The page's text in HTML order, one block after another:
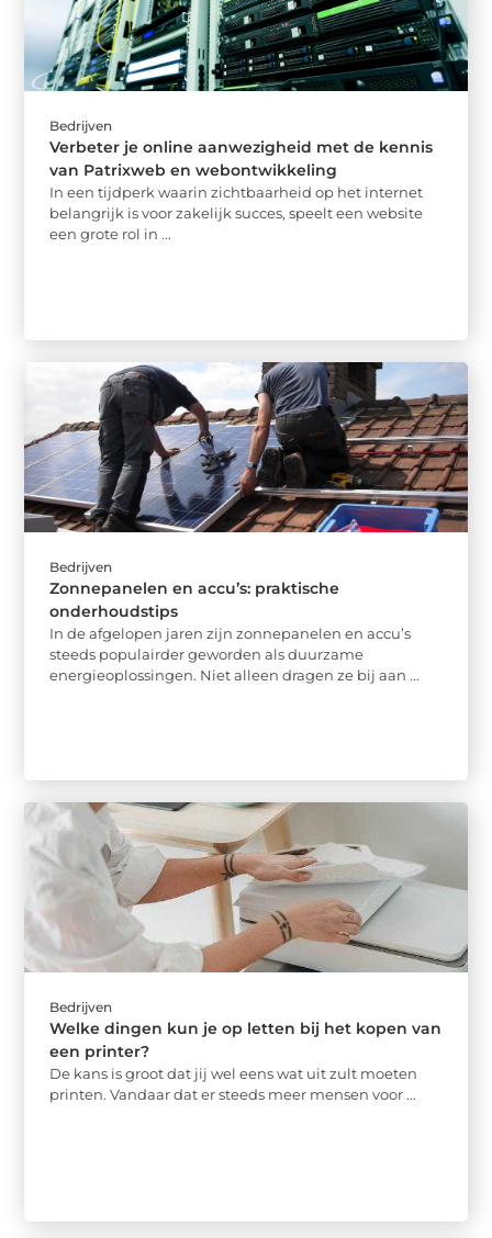
Bedrijven
Verbeter je online aanwezigheid met de kennis
van Patrixweb en webontwikkeling
In een tijdperk waarin zichtbaarheid op het internet
belangrijk is voor zakelijk succes, speelt een website
een grote rol in ...
Bedrijven
Zonnepanelen en accu’s: praktische
onderhoudstips
In de afgelopen jaren zijn zonnepanelen en accu’s
steeds populairder geworden als duurzame
energieoplossingen. Niet alleen dragen ze bij aan ...
Bedrijven
Welke dingen kun je op letten bij het kopen van
een printer?
De kans is groot dat jij wel eens wat uit zult moeten
printen. Vandaar dat er steeds meer mensen voor ...